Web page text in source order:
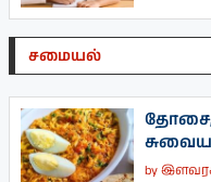
சமையல்
தோசை,
by